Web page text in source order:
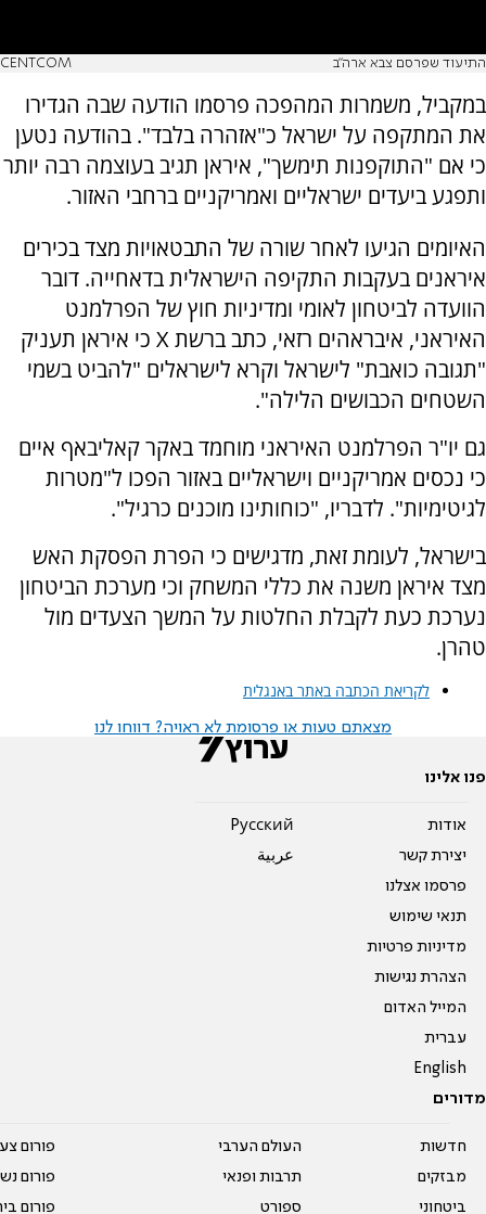
התיעוד שפרסם צבא ארה"ב CENTCOM
במקביל, משמרות המהפכה פרסמו הודעה שבה הגדירו
את המתקפה על ישראל כ"אזהרה בלבד". בהודעה נטען
כי אם "התוקפנות תימשך", איראן תגיב בעוצמה רבה יותר
ותפגע ביעדים ישראליים ואמריקניים ברחבי האזור.
האיומים הגיעו לאחר שורה של התבטאויות מצד בכירים
איראנים בעקבות התקיפה הישראלית בדאחייה. דובר
הוועדה לביטחון לאומי ומדיניות חוץ של הפרלמנט
האיראני, איבראהים רזאי, כתב ברשת X כי איראן תעניק
"תגובה כואבת" לישראל וקרא לישראלים "להביט בשמי
השטחים הכבושים הלילה".
גם יו"ר הפרלמנט האיראני מוחמד באקר קאליבאף איים
כי נכסים אמריקניים וישראליים באזור הפכו ל"מטרות
לגיטימיות". לדבריו, "כוחותינו מוכנים כרגיל".
בישראל, לעומת זאת, מדגישים כי הפרת הפסקת האש
מצד איראן משנה את כללי המשחק וכי מערכת הביטחון
נערכת כעת לקבלת החלטות על המשך הצעדים מול
טהרן.
לקריאת הכתבה באתר באנגלית
מצאתם טעות או פרסומת לא ראויה? דווחו לנו
פנו אלינו
אודות
יצירת קשר
פרסמו אצלנו
תנאי שימוש
מדיניות פרטיות
הצהרת נגישות
המייל האדום
עברית
English
Pусский
عربية
מדורים
חדשות
מבזקים
ביטחוני
העולם הערבי
תרבות ופנאי
ספורט
פורום
פורום
פורום